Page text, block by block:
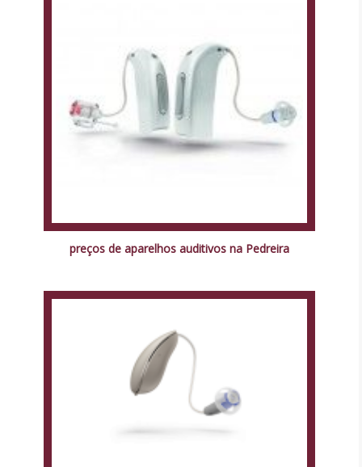
preços de aparelhos auditivos na Pedreira